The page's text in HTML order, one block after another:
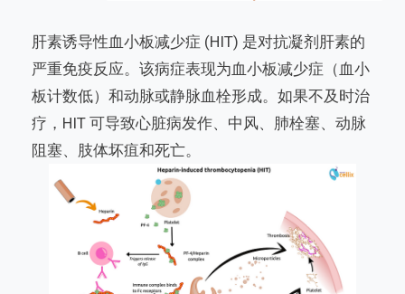
肝素诱导性血小板减少症 (HIT) 是对抗凝剂肝素的
严重免疫反应。该病症表现为血小板减少症（血小
板计数低）和动脉或静脉血栓形成。如果不及时治
疗，HIT 可导致心脏病发作、中风、肺栓塞、动脉
阻塞、肢体坏疽和死亡。